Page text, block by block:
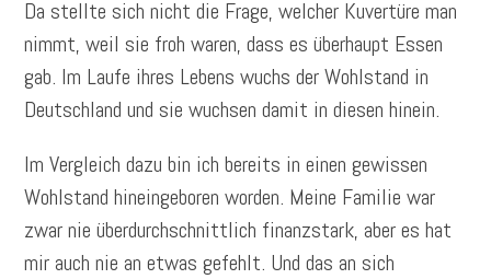
Da stellte sich nicht die Frage, welcher Kuvertüre man
nimmt, weil sie froh waren, dass es überhaupt Essen
gab. Im Laufe ihres Lebens wuchs der Wohlstand in
Deutschland und sie wuchsen damit in diesen hinein.
Im Vergleich dazu bin ich bereits in einen gewissen
Wohlstand hineingeboren worden. Meine Familie war
zwar nie überdurchschnittlich finanzstark, aber es hat
mir auch nie an etwas gefehlt. Und das an sich